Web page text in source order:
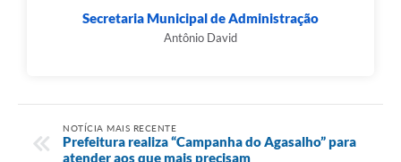
Secretaria Municipal de Administração
Antônio David
NOTÍCIA MAIS RECENTE
Prefeitura realiza “Campanha do Agasalho” para
atender aos que mais precisam